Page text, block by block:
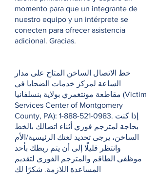
momento para que un integrante de
nuestro equipo y un intérprete se
conecten para ofrecer asistencia
adicional. Gracias.
خط الاتصال الساخن المتاح على مدار
الساعة لمركز خدمات الضحايا في
مقاطعة مونتغمري بولاية بنسلفانيا (Victim
Services Center of Montgomery
County, PA): 1-888-521-0983. إذا كنت
بحاجة لمترجم فوري أثناء اتصالك بالخط
الساخن، يرجى تحديد لغتك الرئيسية/الأم
وانتظر قليلًا إلى أن يتم ربطك بأحد
موظفي الطاقم والمترجم الفوري لتقديم
المساعدة اللازمة. شكرًا لك